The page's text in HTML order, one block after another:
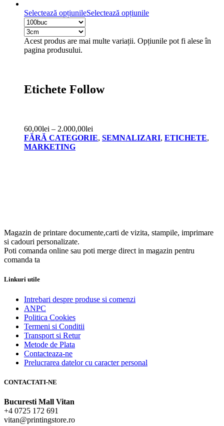
Selectează opțiunileSelectează opțiunile
Acest produs are mai multe variații. Opțiunile pot fi alese în
pagina produsului.
Etichete Follow
60,00lei – 2.000,00lei
FĂRĂ CATEGORIE, SEMNALIZARI, ETICHETE,
MARKETING
Magazin de printare documente,carti de vizita, stampile, imprimare
si cadouri personalizate.
Poti comanda online sau poti merge direct in magazin pentru
comanda ta
Linkuri utile
Intrebari despre produse si comenzi
ANPC
Politica Cookies
Termeni si Conditii
Transport si Retur
Metode de Plata
Contacteaza-ne
Prelucrarea datelor cu caracter personal
CONTACTATI-NE
Bucuresti Mall Vitan
+4 0725 172 691
vitan@printingstore.ro